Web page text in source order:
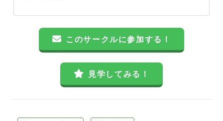
このサークルに参加する！
見学してみる！